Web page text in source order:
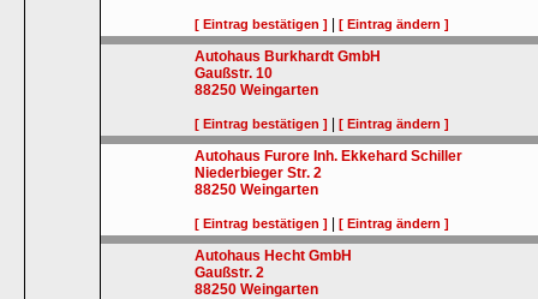
[ Eintrag bestätigen ] |[ Eintrag ändern ]
Autohaus Burkhardt GmbH
Gaußstr. 10
88250 Weingarten
[ Eintrag bestätigen ] |[ Eintrag ändern ]
Autohaus Furore Inh. Ekkehard Schiller
Niederbieger Str. 2
88250 Weingarten
[ Eintrag bestätigen ] |[ Eintrag ändern ]
Autohaus Hecht GmbH
Gaußstr. 2
88250 Weingarten